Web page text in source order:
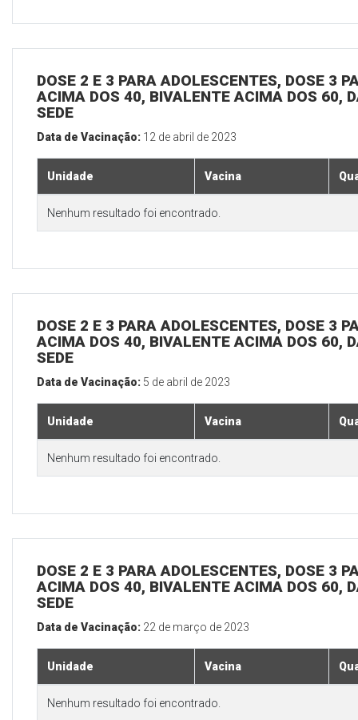
DOSE 2 E 3 PARA ADOLESCENTES, DOSE 3
ACIMA DOS 40, BIVALENTE ACIMA DOS 60,
SEDE
Data de Vacinação: 12 de abril de 2023
Unidade Vacina
Nenhum resultado foi encontrado.
DOSE 2 E 3 PARA ADOLESCENTES, DOSE 3
ACIMA DOS 40, BIVALENTE ACIMA DOS 60,
SEDE
Data de Vacinação: 5 de abril de 2023
Unidade Vacina
Nenhum resultado foi encontrado.
DOSE 2 E 3 PARA ADOLESCENTES, DOSE 3
ACIMA DOS 40, BIVALENTE ACIMA DOS 60,
SEDE
Data de Vacinação: 22 de março de 2023
Unidade Vacina
Nenhum resultado foi encontrado.